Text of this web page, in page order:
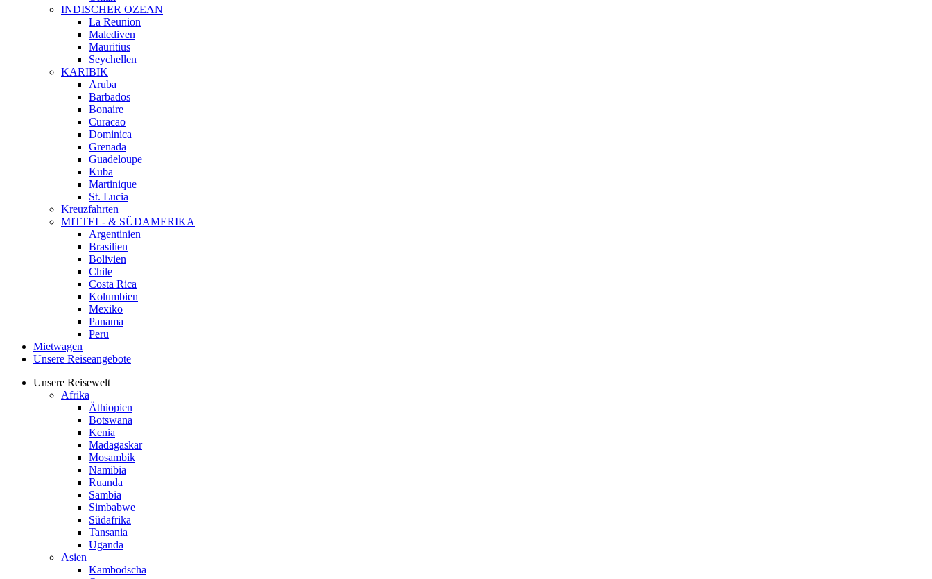
INDISCHER OZEAN
La Reunion
Malediven
Mauritius
Seychellen
KARIBIK
Aruba
Barbados
Bonaire
Curacao
Dominica
Grenada
Guadeloupe
Kuba
Martinique
St. Lucia
Kreuzfahrten
MITTEL- & SÜDAMERIKA
Argentinien
Brasilien
Bolivien
Chile
Costa Rica
Kolumbien
Mexiko
Panama
Peru
Mietwagen
Unsere Reiseangebote
Unsere Reisewelt
Afrika
Äthiopien
Botswana
Kenia
Madagaskar
Mosambik
Namibia
Ruanda
Sambia
Simbabwe
Südafrika
Tansania
Uganda
Asien
Kambodscha